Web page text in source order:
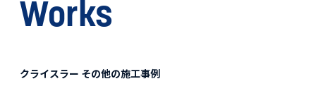
Works
クライスラー その他の施工事例